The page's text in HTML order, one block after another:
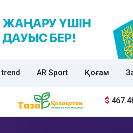
trend AR Sport Қоғам
$